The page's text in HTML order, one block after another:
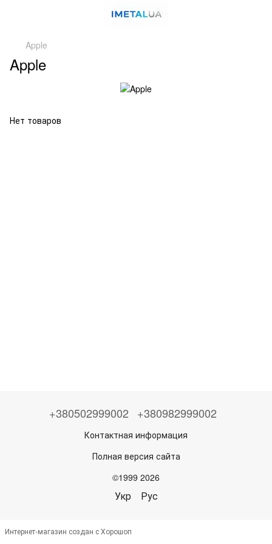
Apple
Apple
Нет товаров
+380502999002 +380982999002
Контактная информация
Полная версия сайта
©1999 2026
Укр Рус
Интернет-магазин создан с Хорошоп